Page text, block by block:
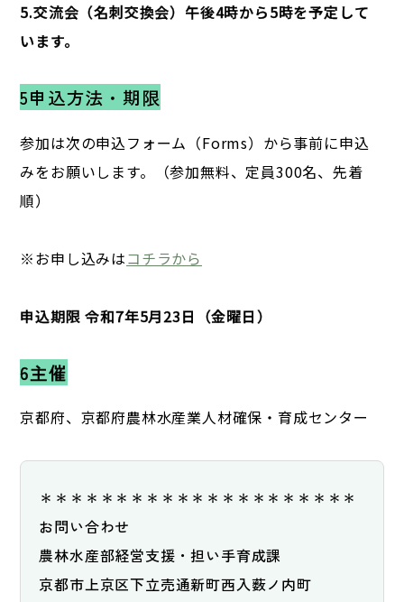
5.交流会（名刺交換会）午後4時から5時を予定して
います。
5申込方法・期限
参加は次の申込フォーム（Forms）から事前に申込
みをお願いします。（参加無料、定員300名、先着
順）
※お申し込みはコチラから
申込期限 令和7年5月23日（金曜日）
6主催
京都府、京都府農林水産業人材確保・育成センター
＊＊＊＊＊＊＊＊＊＊＊＊＊＊＊＊＊＊＊＊＊
お問い合わせ
農林水産部経営支援・担い手育成課
京都市上京区下立売通新町西入薮ノ内町